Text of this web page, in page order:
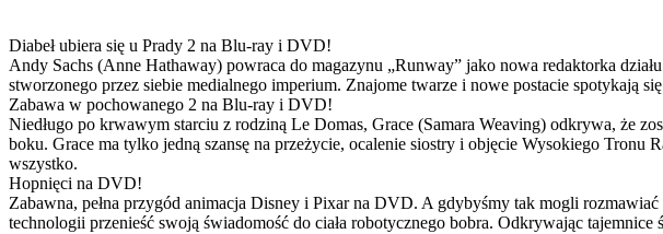
Diabeł ubiera się u Prady 2 na Blu-ray i DVD!
Andy Sachs (Anne Hathaway) powraca do magazynu „Runway” jako nowa redaktorka
stworzonego przez siebie medialnego imperium. Znajome twarze i nowe postacie spotykają
Zabawa w pochowanego 2 na Blu-ray i DVD!
Niedługo po krwawym starciu z rodziną Le Domas, Grace (Samara Weaving) odkrywa, że
boku. Grace ma tylko jedną szansę na przeżycie, ocalenie siostry i objęcie Wysokiego
wszystko.
Hopnięci na DVD!
Zabawna, pełna przygód animacja Disney i Pixar na DVD. A gdybyśmy tak mogli
technologii przenieść swoją świadomość do ciała robotycznego bobra. Odkrywając